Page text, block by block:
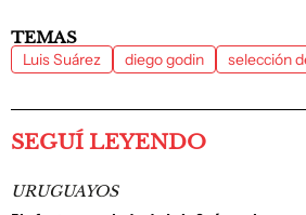
TEMAS
Luis Suárez diego godin selección
SEGUÍ LEYENDO
URUGUAYOS